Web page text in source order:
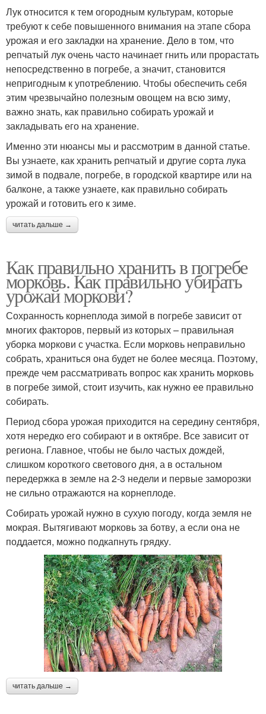
Лук относится к тем огородным культурам, которые
требуют к себе повышенного внимания на этапе сбора
урожая и его закладки на хранение. Дело в том, что
репчатый лук очень часто начинает гнить или прорастать
непосредственно в погребе, а значит, становится
непригодным к употреблению. Чтобы обеспечить себя
этим чрезвычайно полезным овощем на всю зиму,
важно знать, как правильно собирать урожай и
закладывать его на хранение.
Именно эти нюансы мы и рассмотрим в данной статье.
Вы узнаете, как хранить репчатый и другие сорта лука
зимой в подвале, погребе, в городской квартире или на
балконе, а также узнаете, как правильно собирать
урожай и готовить его к зиме.
читать дальше →
Как правильно хранить в погребе
морковь. Как правильно убирать
урожай моркови?
Сохранность корнеплода зимой в погребе зависит от
многих факторов, первый из которых – правильная
уборка моркови с участка. Если морковь неправильно
собрать, храниться она будет не более месяца. Поэтому,
прежде чем рассматривать вопрос как хранить морковь
в погребе зимой, стоит изучить, как нужно ее правильно
собирать.
Период сбора урожая приходится на середину сентября,
хотя нередко его собирают и в октябре. Все зависит от
региона. Главное, чтобы не было частых дождей,
слишком короткого светового дня, а в остальном
передержка в земле на 2-3 недели и первые заморозки
не сильно отражаются на корнеплоде.
Собирать урожай нужно в сухую погоду, когда земля не
мокрая. Вытягивают морковь за ботву, а если она не
поддается, можно подкапнуть грядку.
читать дальше →